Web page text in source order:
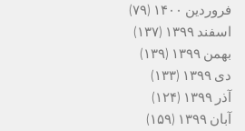
فروردین ۱۴۰۰
(۷۹)
اسفند ۱۳۹۹
(۱۳۷)
بهمن ۱۳۹۹
(۱۳۹)
دی ۱۳۹۹
(۱۳۳)
آذر ۱۳۹۹
(۱۲۴)
آبان ۱۳۹۹
(۱۵۹)